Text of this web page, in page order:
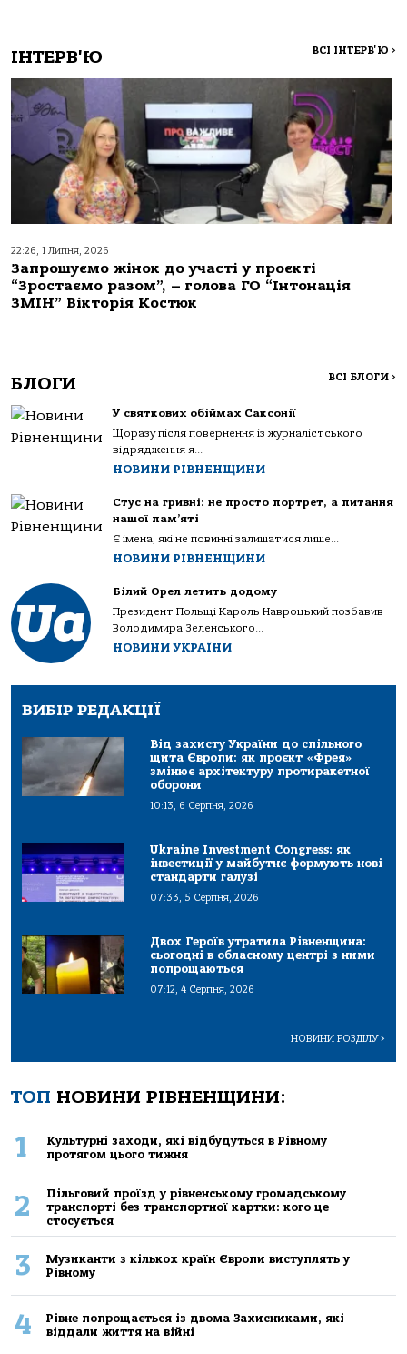
ІНТЕРВ'Ю ВСІ ІНТЕРВ'Ю >
22:26, 1 Липня, 2026
Запрошуємо жінок до участі у проєкті
“Зростаємо разом”, – голова ГО “Інтонація
ЗМІН” Вікторія Костюк
БЛОГИ ВСІ БЛОГИ >
У святкових обіймах Саксонії
Щоразу після повернення із журналістського
відрядження я...
НОВИНИ РІВНЕНЩИНИ
Стус на гривні: не просто портрет, а питання
нашої пам’яті
Є імена, які не повинні залишатися лише...
НОВИНИ РІВНЕНЩИНИ
Білий Орел летить додому
Президент Польщі Кароль Навроцький позбавив
Володимира Зеленського...
НОВИНИ УКРАЇНИ
ВИБІР РЕДАКЦІЇ
Від захисту України до спільного
щита Європи: як проєкт «Фрея»
змінює архітектуру протиракетної
оборони
10:13, 6 Серпня, 2026
Ukraine Investment Congress: як
інвестиції у майбутнє формують нові
стандарти галузі
07:33, 5 Серпня, 2026
Двох Героїв утратила Рівненщина:
сьогодні в обласному центрі з ними
попрощаються
07:12, 4 Серпня, 2026
НОВИНИ РОЗДІЛУ>
ТОП НОВИНИ РІВНЕНЩИНИ:
1
Культурні заходи, які відбудуться в Рівному
протягом цього тижня
2
Пільговий проїзд у рівненському громадському
транспорті без транспортної картки: кого це
стосується
3
Музиканти з кількох країн Європи виступлять у
Рівному
4
Рівне попрощається із двома Захисниками, які
віддали життя на війні